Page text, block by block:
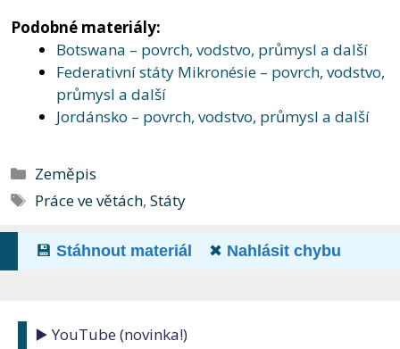
Podobné materiály:
Botswana – povrch, vodstvo, průmysl a další
Federativní státy Mikronésie – povrch, vodstvo,
průmysl a další
Jordánsko – povrch, vodstvo, průmysl a další
Rubriky
Zeměpis
Štítky
Práce ve větách,Státy
💾 Stáhnout materiál ✖ Nahlásit chybu
▶️ YouTube (novinka!)